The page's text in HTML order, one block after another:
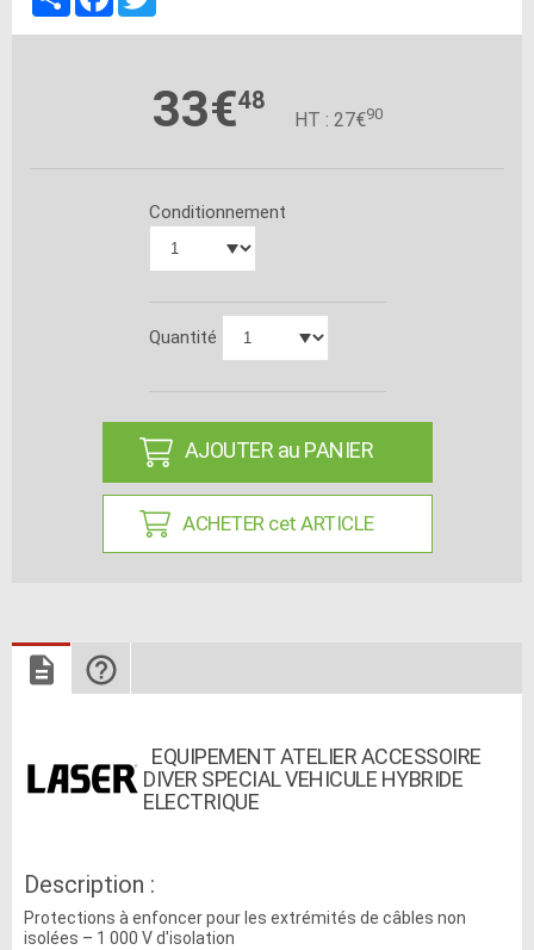
33€48
HT : 27€90
Conditionnement
Quantité
AJOUTER au PANIER
ACHETER cet ARTICLE
EQUIPEMENT ATELIER ACCESSOIRE
DIVER SPECIAL VEHICULE HYBRIDE
ELECTRIQUE
Description :
Protections à enfoncer pour les extrémités de câbles non
isolées – 1 000 V d'isolation